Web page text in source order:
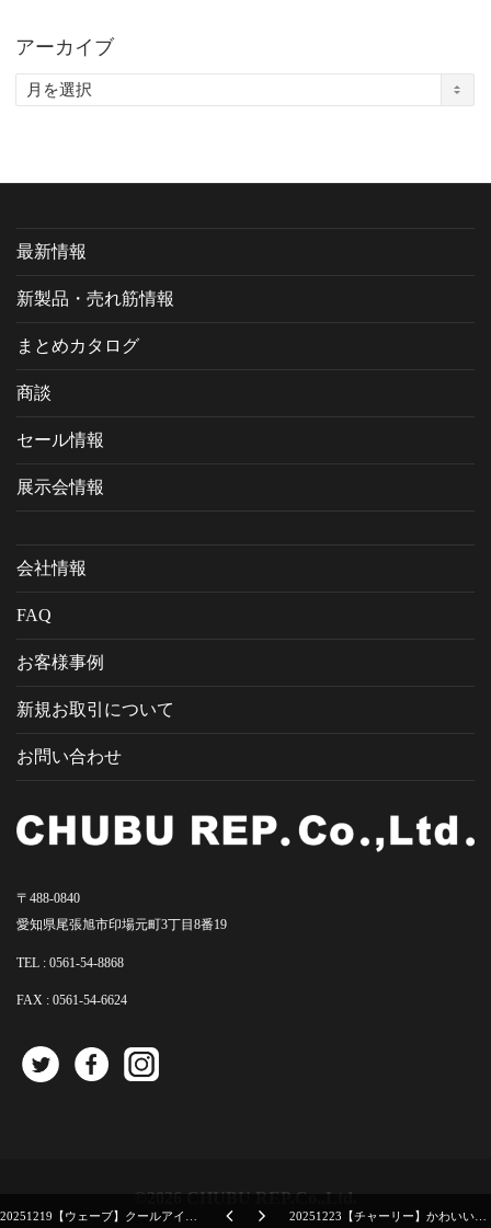
アーカイブ
ア
最新情報
新製品・売れ筋情報
まとめカタログ
商談
セール情報
展示会情報
会社情報
FAQ
お客様事例
新規お取引について
お問い合わせ
〒488-0840
愛知県尾張旭市印場元町3丁目8番19
TEL : 0561-54-8868
FAX : 0561-54-6624
©2026 CHUBU REP.Co.,Ltd.